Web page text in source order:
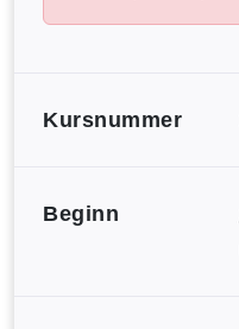
Kursnummer
Beginn